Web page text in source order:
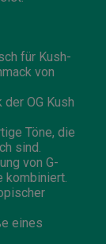
für Kush-
von
der OG Kush
Töne, die
sind.
von G-
kombiniert.
eines